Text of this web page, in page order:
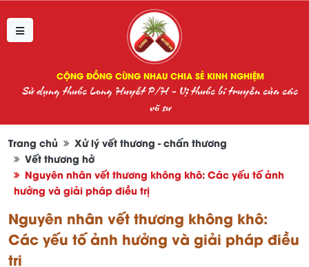
CỘNG ĐỒNG CÙNG NHAU CHIA SẺ KINH NGHIỆM
Sử dụng thuốc Long Huyết P/H - Vị thuốc bí truyền của các
võ sư
Trang chủ
Xử lý vết thương - chấn thương
Vết thương hở
Nguyên nhân vết thương không khô: Các yếu tố ảnh
hưởng và giải pháp điều trị
Nguyên nhân vết thương không khô:
Các yếu tố ảnh hưởng và giải pháp điều
trị